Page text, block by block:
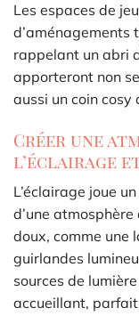
Les espaces de
d’aménagements
rappelant un abri
apporteront non
aussi un coin cosy
Créer une
l’éclairage
L’éclairage joue
d’une
doux, comme une
guirlandes
sources de
accueillant, parfait